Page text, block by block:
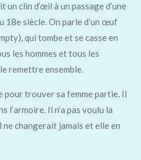
clin d’œil à un passage d’une
18e siècle. On parle d’un œuf
qui tombe et se casse en
les hommes et tous les
remettre ensemble.
pour trouver sa femme partie. Il
l’armoire. Il n’a pas voulu la
ne changerait jamais et elle en